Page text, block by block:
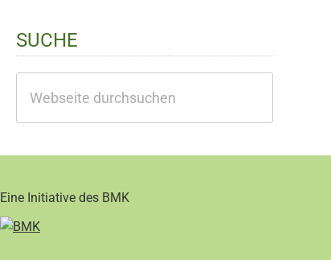
SUCHE
durchsuchen
Eine Initiative des BMK